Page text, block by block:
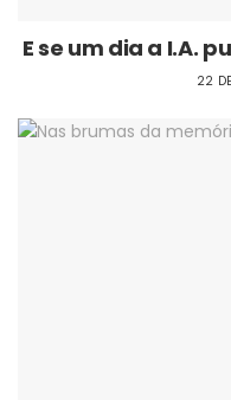
E se um dia a I.A.
22